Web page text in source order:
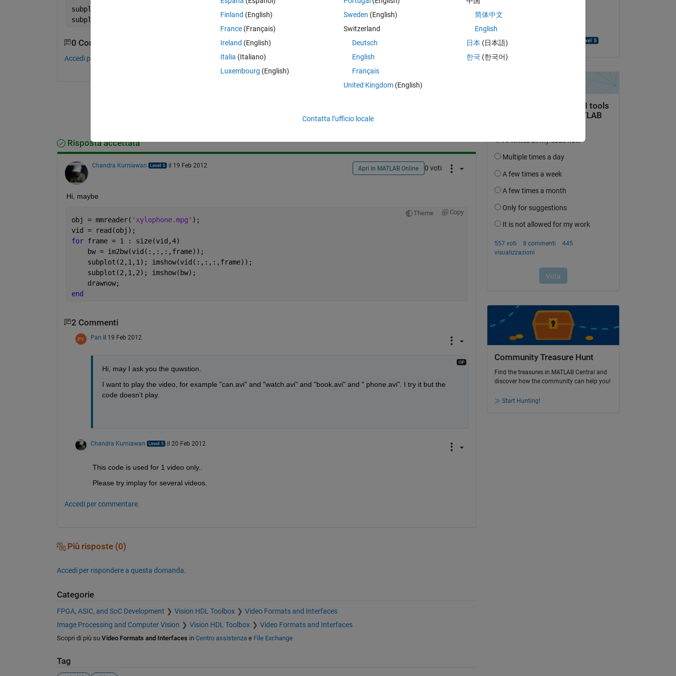
subplot(1,2,1), imshow(
subplot(1,2,2), imshow(
0 Commenti
Accedi per commentare.
Condividi
Risposta accettata
Chandra Kurniawan il 19 Feb 2012 Apri in MATLAB Online 0 voti
Hi, maybe
Theme Copy
obj = mmreader( 'xylophone.mpg' );
vid = read(obj);
for frame = 1 : size(vid,4)
    bw = im2bw(vid(:,:,:,frame));
    subplot(2,1,1); imshow(vid(:,:,:,frame));
    subplot(2,1,2); imshow(bw);
    drawnow;
end
2 Commenti
Pan il 19 Feb 2012
Hi, may I ask you the quwstion.
I want to play the video, for example "can.avi" and "watch.avi" and "book.avi" and " phone.avi". I try it but the
code doesn't play.
Chandra Kurniawan il 20 Feb 2012
This code is used for 1 video only..
Please try implay for several videos.
Accedi per commentare.
Più risposte (0)
Accedi per rispondere a questa domanda.
Categorie
FPGA, ASIC, and SoC Development Vision HDL Toolbox
Video Formats and Interfaces
Image Processing and Computer Vision
Vision HDL Toolbox Video Formats and Interfaces
Scopri di più su Video Formats and Interfaces in Centro assistenza e File Exchange
Tag
Community Treasure Hunt
Find the treasures in MATLAB Central and
discover how the community can help you!
Start Hunting!
Finland (English)
France (Français)
Ireland (English)
Italia (Italiano)
Luxembourg (English)
Sweden (English)
Switzerland
Deutsch
English
Français
United Kingdom(English)
简体中文
English
日本 (日本語)
한국 (한국어)
Contatta l’ufficio locale